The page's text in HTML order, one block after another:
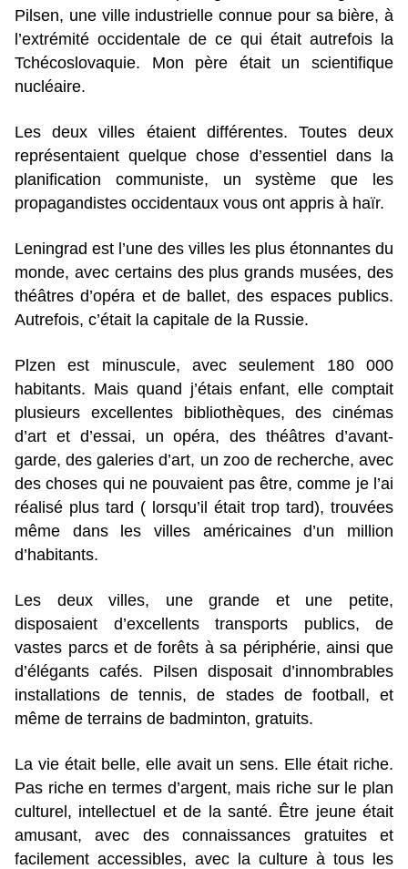
Pilsen, une ville industrielle connue pour sa bière, à
l’extrémité occidentale de ce qui était autrefois la
Tchécoslovaquie. Mon père était un scientifique
nucléaire.
Les deux villes étaient différentes. Toutes deux
représentaient quelque chose d’essentiel dans la
planification communiste, un système que les
propagandistes occidentaux vous ont appris à haïr.
Leningrad est l’une des villes les plus étonnantes du
monde, avec certains des plus grands musées, des
théâtres d’opéra et de ballet, des espaces publics.
Autrefois, c’était la capitale de la Russie.
Plzen est minuscule, avec seulement 180 000
habitants. Mais quand j’étais enfant, elle comptait
plusieurs excellentes bibliothèques, des cinémas
d’art et d’essai, un opéra, des théâtres d’avant-
garde, des galeries d’art, un zoo de recherche, avec
des choses qui ne pouvaient pas être, comme je l’ai
réalisé plus tard ( lorsqu’il était trop tard), trouvées
même dans les villes américaines d’un million
d’habitants.
Les deux villes, une grande et une petite,
disposaient d’excellents transports publics, de
vastes parcs et de forêts à sa périphérie, ainsi que
d’élégants cafés. Pilsen disposait d’innombrables
installations de tennis, de stades de football, et
même de terrains de badminton, gratuits.
La vie était belle, elle avait un sens. Elle était riche.
Pas riche en termes d’argent, mais riche sur le plan
culturel, intellectuel et de la santé. Être jeune était
amusant, avec des connaissances gratuites et
facilement accessibles, avec la culture à tous les